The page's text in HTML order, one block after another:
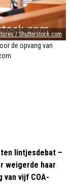
/ Shutterstock.com
de opvang van
lintjesdebat –
weigerde haar
van vijf COA-